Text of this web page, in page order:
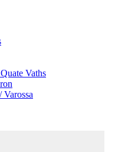
Vaths
Varossa